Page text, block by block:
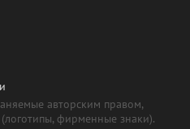
авторским правом,
фирменные знаки).